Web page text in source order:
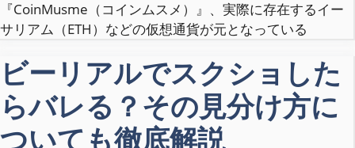
『CoinMusme（コインムスメ）』、実際に存在するイー
サリアム（ETH）などの仮想通貨が元となっている
ビーリアルでスクショした
らバレる？その見分け方に
ついても徹底解説